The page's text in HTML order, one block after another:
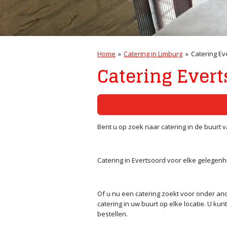
Home » Catering in Limburg » Catering
Catering
Bent u op zoek naar catering in de buurt
Catering in Evertsoord voor elke
Of u nu een catering zoekt voor onder
catering in uw buurt op elke locatie. U
bestellen.